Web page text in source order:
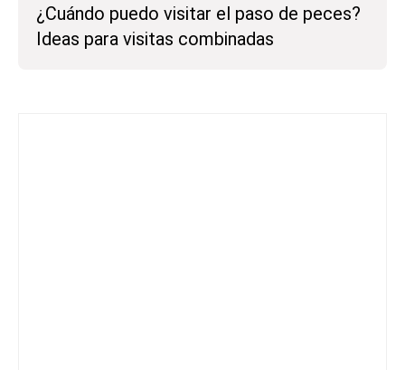
¿Cuándo puedo visitar el paso de peces?
Ideas para visitas combinadas